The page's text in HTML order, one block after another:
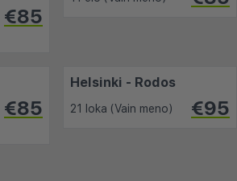
€85
€85
Helsinki - Rodos
21 loka (Vain meno) €95